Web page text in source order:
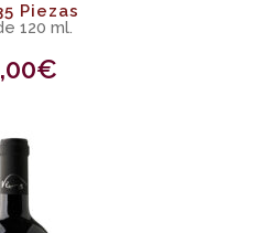
Piezas
120 ml.
€